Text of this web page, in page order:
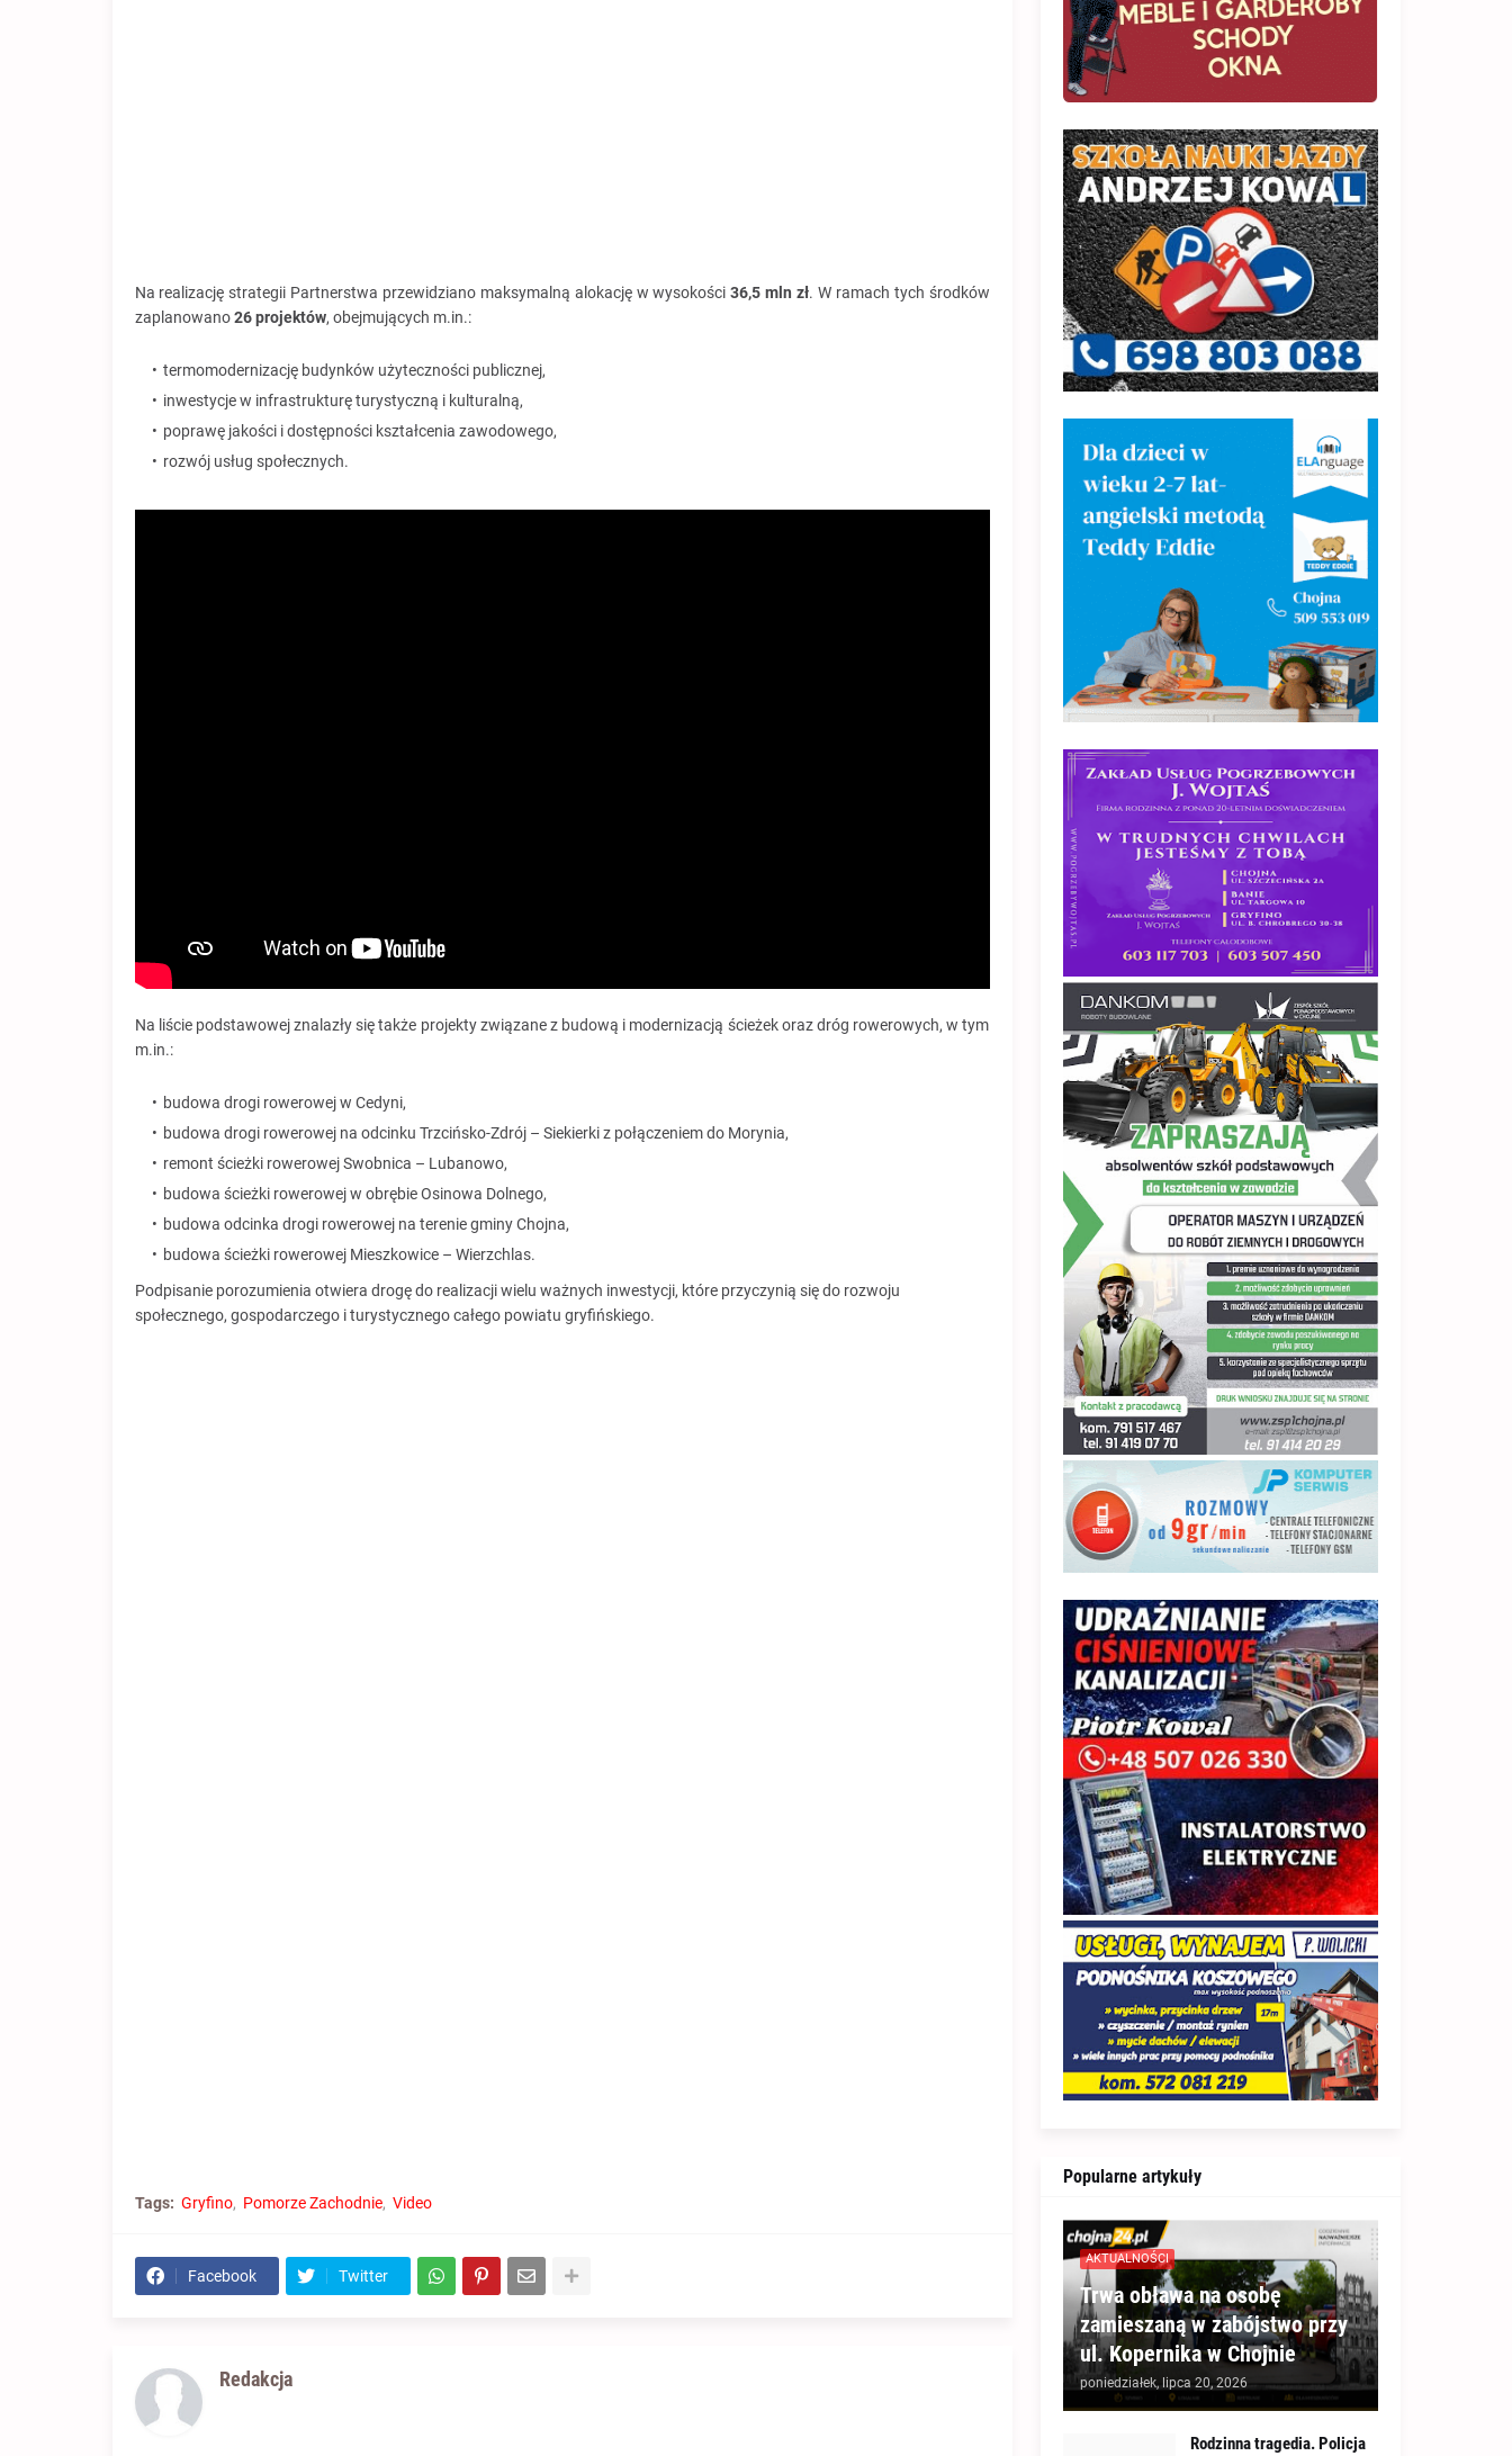
Na realizację strategii Partnerstwa przewidziano maksymalną alokację w wysokości36,5 mln zł. W ramach tych środków
zaplanowano26 projektów, obejmujących m.in.:
termomodernizację budynków użyteczności publicznej,
inwestycje w infrastrukturę turystyczną i kulturalną,
poprawę jakości i dostępności kształcenia zawodowego,
rozwój usług społecznych.
Na liście podstawowej znalazły się także projekty związane z budową i modernizacją ścieżek oraz dróg rowerowych, w tym
m.in.:
budowa drogi rowerowej w Cedyni,
budowa drogi rowerowej na odcinku Trzcińsko-Zdrój – Siekierki z połączeniem do Morynia,
remont ścieżki rowerowej Swobnica – Lubanowo,
budowa ścieżki rowerowej w obrębie Osinowa Dolnego,
budowa odcinka drogi rowerowej na terenie gminy Chojna,
budowa ścieżki rowerowej Mieszkowice – Wierzchlas.
Podpisanie porozumienia otwiera drogę do realizacji wielu ważnych inwestycji, które przyczynią się do rozwoju
społecznego, gospodarczego i turystycznego całego powiatu gryfińskiego.
Tags: Gryfino Pomorze Zachodnie Video
Facebook Twitter
Redakcja
Popularne artykuły
AKTUALNOŚCI
Trwa obława na osobę
zamieszaną w zabójstwo przy
ul. Kopernika w Chojnie
poniedziałek, lipca 20, 2026
Rodzinna tragedia. Policja